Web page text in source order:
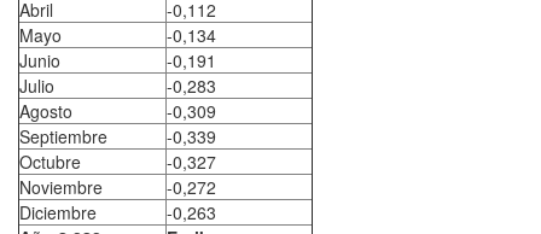
Abril
-0,112
Mayo
-0,134
Junio
-0,191
Julio
-0,283
Agosto
-0,309
Septiembre
-0,339
Octubre
-0,327
Noviembre
-0,272
Diciembre
-0,263